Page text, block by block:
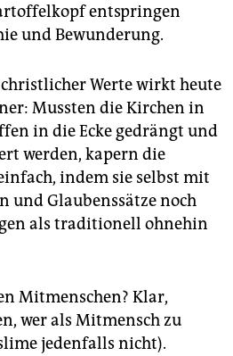
entspringen
und Bewunderung.
Werte wirkt heute
Mussten die Kirchen in
in die Ecke gedrängt und
werden, kapern die
indem sie selbst mit
und Glaubenssätze noch
als traditionell ohnehin
Mitmenschen? Klar,
wer als Mitmensch zu
jedenfalls nicht).